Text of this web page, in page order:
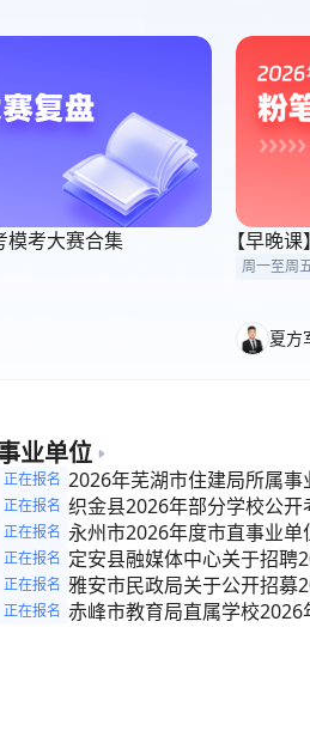
模考大赛合集 【早晚
周一至周
夏方
业单位
正在报名 2026年芜湖市住建局所属事
编外工作人员公告
正在报名 织金县2026年部分学校公开
施方案
正在报名 永州市2026年度市直事业单
人员（综合类）公告
正在报名 定安县融媒体中心关于招聘
生的公告
正在报名 雅安市民政局关于公开招募
管理专员政策性岗位的公告
正在报名 赤峰市教育局直属学校2026